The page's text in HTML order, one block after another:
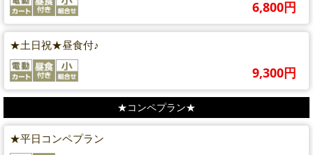
6,800円
★土日祝★昼食付♪
9,300円
★コンペプラン★
★平日コンペプラン